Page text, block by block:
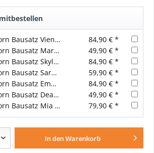
Reborn Bausatz Vienna von Sandy Faber
84,90 € *
Reborn Bausatz Marvin von Menna Hartog
49,90 € *
Reborn Bausatz Skyler von Sandy Faber
84,90 € *
Reborn Bausatz Sarah von Sandy Faber
59,90 € *
Reborn Bausatz Emmy von Sandy Faber
84,90 € *
Reborn Bausatz Dean von Menna Hartog
49,90 € *
Reborn Bausatz Mia von Iveta Eckertová
79,90 € *
In denWarenkorb